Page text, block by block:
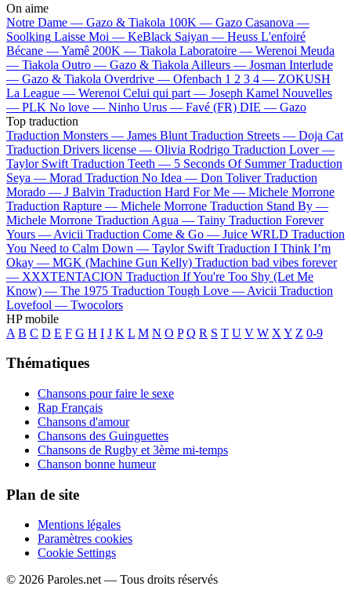
On aime
Notre Dame — Gazo & Tiakola 100K — Gazo Casanova —
Soolking Laisse Moi — KeBlack Saiyan — Heuss L'enfoiré
Bécane —Yamê 200K — Tiakola Laboratoire — Werenoi Meuda
— Tiakola Outro — Gazo & Tiakola Ailleurs — Josman Interlude
— Gazo & Tiakola Overdrive — Ofenbach 1 2 3 4 — ZOKUSH
La League — Werenoi Celui qui part — Joseph Kamel Nouvelles
— PLK No love — Ninho Urus — Favé (FR) DIE — Gazo
Top traduction
Traduction Monsters — James Blunt Traduction Streets — Doja Cat
Traduction Drivers license — Olivia Rodrigo Traduction Lover —
Taylor Swift Traduction Teeth — 5 Seconds Of Summer Traduction
Seya — Morad Traduction No Idea — Don Toliver Traduction
Morado — J Balvin Traduction Hard For Me — Michele Morrone
Traduction Rapture — Michele Morrone Traduction Stand By —
Michele Morrone Traduction Agua — Tainy Traduction Forever
Yours — Avicii Traduction Come & Go — Juice WRLD Traduction
You Need to Calm Down — Taylor Swift Traduction I Think I’m
Okay — MGK (Machine Gun Kelly) Traduction bad vibes forever
— XXXTENTACION Traduction If You're Too Shy (Let Me
Know) — The 1975 Traduction Tough Love — Avicii Traduction
Lovefool — Twocolors
HP mobile
A B C D E F G H I J K L M N O P Q R S T U V W X Y Z 0-9
Thématiques
Chansons pour faire le sexe
Rap Français
Chansons d'amour
Chansons des Guinguettes
Chansons de Rugby et 3ème mi-temps
Chanson bonne humeur
Plan de site
Mentions légales
Paramètres cookies
Cookie Settings
© 2026 Paroles.net — Tous droits réservés